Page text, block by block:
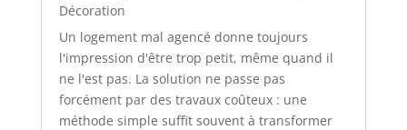
Décoration
Un logement mal agencé donne toujours
l'impression d'être trop petit, même quand il
ne l'est pas. La solution ne passe pas
forcément par des travaux coûteux : une
méthode simple suffit souvent à transformer